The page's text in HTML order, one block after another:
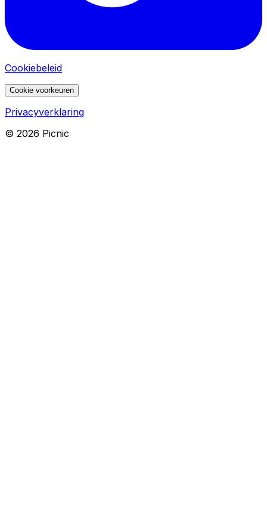
Cookiebeleid
Cookie voorkeuren
Privacyverklaring
© 2026 Picnic